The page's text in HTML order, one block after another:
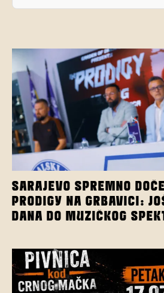
SARAJEVO SPREMNO
PRODIGY NA GRBAVICI:
DANA DO MUZIČKOG